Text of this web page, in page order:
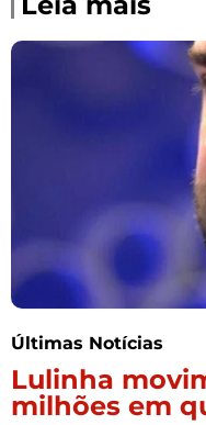
Últimas Notícias
Lulinha
milhões em